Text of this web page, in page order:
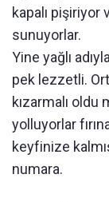
kapalı pişiriyor
sunuyorlar.
Yine yağlı
pek lezzetli.
kızarmalı oldu
yolluyorlar
keyfinize
numara.